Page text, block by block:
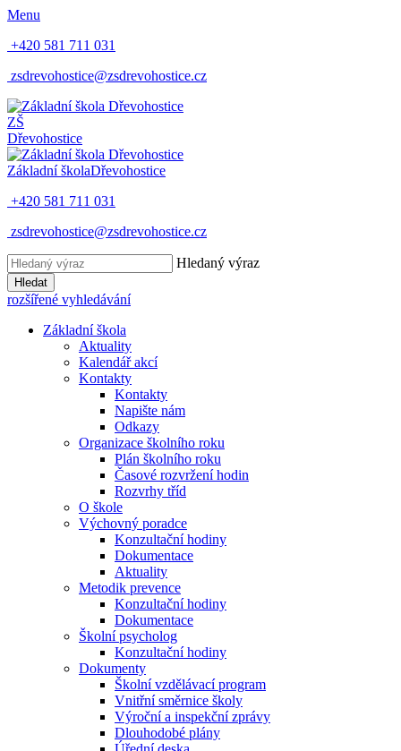
Menu
+420 581 711 031
zsdrevohostice@zsdrevohostice.cz
ZŠ
Dřevohostice
Základní školaDřevohostice
+420 581 711 031
zsdrevohostice@zsdrevohostice.cz
Hledaný výraz
Hledat
rozšířené vyhledávání
Základní škola
Aktuality
Kalendář akcí
Kontakty
Kontakty
Napište nám
Odkazy
Organizace školního roku
Plán školního roku
Časové rozvržení hodin
Rozvrhy tříd
O škole
Výchovný poradce
Konzultační hodiny
Dokumentace
Aktuality
Metodik prevence
Konzultační hodiny
Dokumentace
Školní psycholog
Konzultační hodiny
Dokumenty
Školní vzdělávací program
Vnitřní směrnice školy
Výroční a inspekční zprávy
Dlouhodobé plány